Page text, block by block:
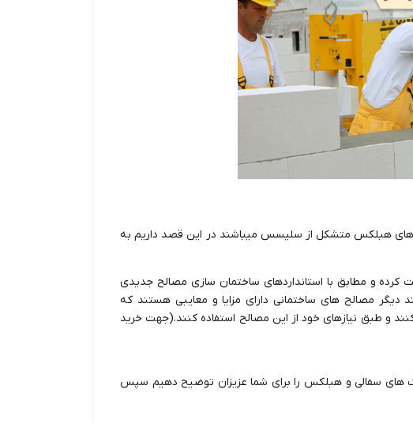
هبلکس متشکل از سلیسس میباشند در این قصد داریم به
کرده و مطابق با استانداردهای ساختمان سازی مصالح جدیدی
دیگر مصالح های ساختمانی دارای مزایا و معایبی هستند که
و طبق نیازهای خود از این مصالح استفاده کنند.(جهت خرید
های سفالی و هبلکس را برای شما عزیزان توضیح دهیم سپس